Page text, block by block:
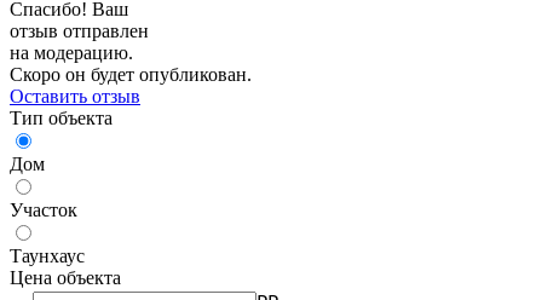
Спасибо! Ваш
отзыв отправлен
на модерацию.
Скоро он будет опубликован.
Оставить отзыв
Тип объекта
Дом
Участок
Таунхаус
Цена объекта